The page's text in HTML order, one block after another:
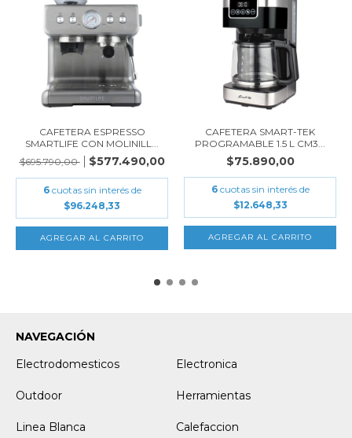
CAFETERA ESPRESSO
SMARTLIFE CON MOLINILL...
$695.790,00
$577.490,00
6 cuotas sin interés de
$96.248,33
CAFETERA SMART-TEK
PROGRAMABLE 1.5 L CM3...
$75.890,00
6 cuotas sin interés de
$12.648,33
NAVEGACIÓN
Electrodomesticos
Electronica
Outdoor Herramientas
Linea Blanca Calefaccion